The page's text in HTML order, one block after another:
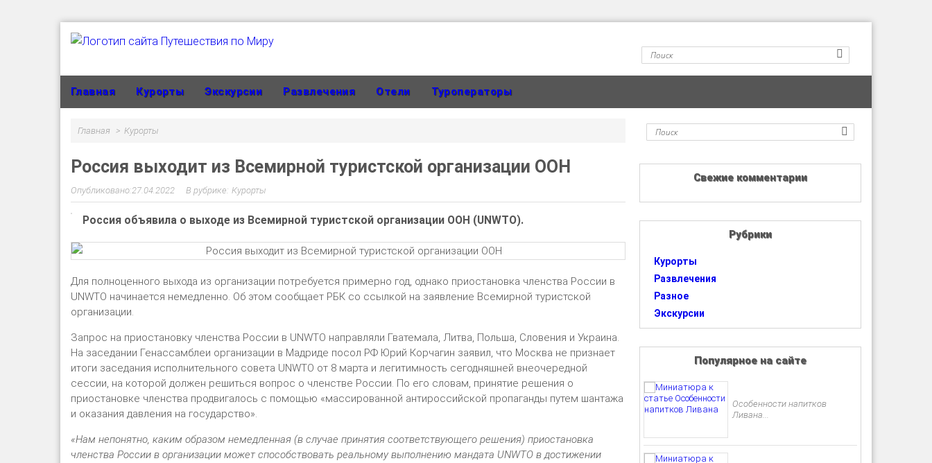
Главная Курорты Экскурсии Развлечения Отели Туроператоры
Главная Курорты
Россия выходит из Всемирной туристской организации ООН
27.04.2022 Курорты
Россия объявила о выходе из Всемирной туристской организации ООН (UNWTO).
Для полноценного выхода из организации потребуется примерно год, однако приостановка членства России в
UNWTO начинается немедленно. Об этом сообщает РБК со ссылкой на заявление Всемирной туристской
организации.
Запрос на приостановку членства России в UNWTO направляли Гватемала, Литва, Польша, Словения и Украина.
На заседании Генассамблеи организации в Мадриде посол РФ Юрий Корчагин заявил, что Москва не признает
итоги заседания исполнительного совета UNWTO от 8 марта и легитимность сегодняшней внеочередной
сессии, на которой должен решиться вопрос о членстве России. По его словам, принятие решения о
приостановке членства продвигалось с помощью «массированной антироссийской пропаганды путем шантажа
и оказания давления на государство».
«Нам непонятно, каким образом немедленная (в случае принятия соответствующего решения) приостановка
членства России в организации может способствовать реальному выполнению мандата UNWTO в достижении
Свежие комментарии
Рубрики
Курорты
Развлечения
Разное
Экскурсии
Популярное на сайте
Особенности напитков
Ливана...